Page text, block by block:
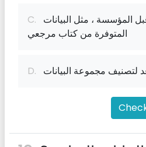
C.
المتوفرة من كتاب مرجعي
D. لتصنيف مجموعة البيانات